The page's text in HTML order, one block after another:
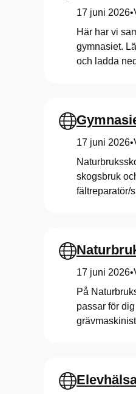
17 juni 2026•
Här har vi
gymnasiet.
och ladda
17 juni 2026•
skogsbruk
fältreparatör/
17 juni 2026•
På
passar för